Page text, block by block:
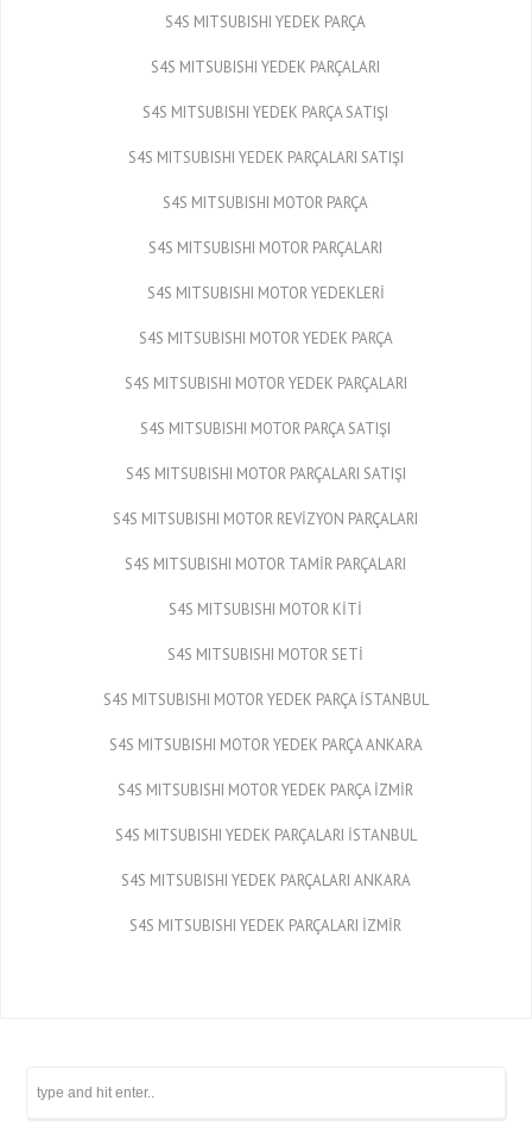
S4S MITSUBISHI YEDEK PARÇA
S4S MITSUBISHI YEDEK PARÇALARI
S4S MITSUBISHI YEDEK PARÇA SATIŞI
S4S MITSUBISHI YEDEK PARÇALARI SATIŞI
S4S MITSUBISHI MOTOR PARÇA
S4S MITSUBISHI MOTOR PARÇALARI
S4S MITSUBISHI MOTOR YEDEKLERİ
S4S MITSUBISHI MOTOR YEDEK PARÇA
S4S MITSUBISHI MOTOR YEDEK PARÇALARI
S4S MITSUBISHI MOTOR PARÇA SATIŞI
S4S MITSUBISHI MOTOR PARÇALARI SATIŞI
S4S MITSUBISHI MOTOR REVİZYON PARÇALARI
S4S MITSUBISHI MOTOR TAMİR PARÇALARI
S4S MITSUBISHI MOTOR KİTİ
S4S MITSUBISHI MOTOR SETİ
S4S MITSUBISHI MOTOR YEDEK PARÇA İSTANBUL
S4S MITSUBISHI MOTOR YEDEK PARÇA ANKARA
S4S MITSUBISHI MOTOR YEDEK PARÇA İZMİR
S4S MITSUBISHI YEDEK PARÇALARI İSTANBUL
S4S MITSUBISHI YEDEK PARÇALARI ANKARA
S4S MITSUBISHI YEDEK PARÇALARI İZMİR